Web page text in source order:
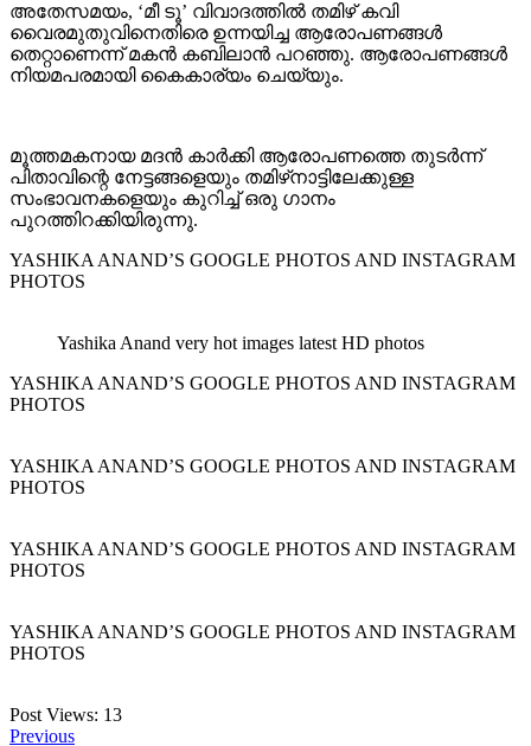
അതേസമയം, ‘മീ ടൂ’ വിവാദത്തിൽ തമിഴ് കവി
വൈരമുതുവിനെതിരെ ഉന്നയിച്ച ആരോപണങ്ങൾ
തെറ്റാണെന്ന് മകൻ കബിലാൻ പറഞ്ഞു. ആരോപണങ്ങൾ
നിയമപരമായി കൈകാര്യം ചെയ്യും.
മൂത്തമകനായ മദൻ കാർക്കി ആരോപണത്തെ തുടർന്ന്
പിതാവിന്റെ നേട്ടങ്ങളെയും തമിഴ്‌നാട്ടിലേക്കുള്ള
സംഭാവനകളെയും കുറിച്ച് ഒരു ഗാനം
പുറത്തിറക്കിയിരുന്നു.
YASHIKA ANAND’S GOOGLE PHOTOS AND INSTAGRAM
PHOTOS
Yashika Anand very hot images latest HD photos
YASHIKA ANAND’S GOOGLE PHOTOS AND INSTAGRAM
PHOTOS
YASHIKA ANAND’S GOOGLE PHOTOS AND INSTAGRAM
PHOTOS
YASHIKA ANAND’S GOOGLE PHOTOS AND INSTAGRAM
PHOTOS
YASHIKA ANAND’S GOOGLE PHOTOS AND INSTAGRAM
PHOTOS
Post Views: 13
Previous